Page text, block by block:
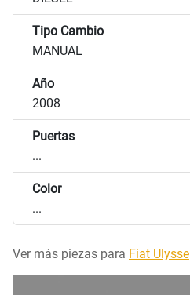
Tipo Cambio
MANUAL
Año
2008
Puertas
...
Color
...
Ver más piezas para Fiat Ulysse